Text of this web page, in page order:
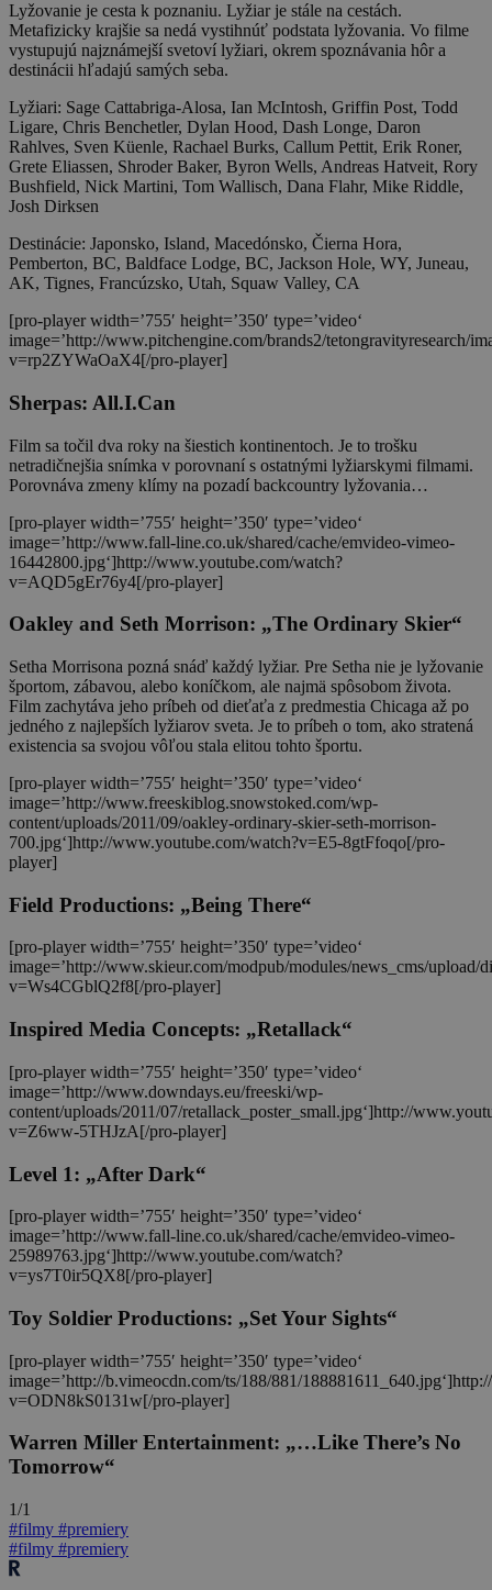
Lyžovanie je cesta k poznaniu. Lyžiar je stále na cestách.
Metafizicky krajšie sa nedá vystihnúť podstata lyžovania. Vo filme
vystupujú najznámejší svetoví lyžiari, okrem spoznávania hôr a
destinácii hľadajú samých seba.
Lyžiari: Sage Cattabriga-Alosa, Ian McIntosh, Griffin Post, Todd
Ligare, Chris Benchetler, Dylan Hood, Dash Longe, Daron
Rahlves, Sven Küenle, Rachael Burks, Callum Pettit, Erik Roner,
Grete Eliassen, Shroder Baker, Byron Wells, Andreas Hatveit, Rory
Bushfield, Nick Martini, Tom Wallisch, Dana Flahr, Mike Riddle,
Josh Dirksen
Destinácie: Japonsko, Island, Macedónsko, Čierna Hora,
Pemberton, BC, Baldface Lodge, BC, Jackson Hole, WY, Juneau,
AK, Tignes, Francúzsko, Utah, Squaw Valley, CA
[pro-player width=’755′ height=’350′ type=’video‘
image=’http://www.pitchengine.com/brands2/tetongravityresearch/
v=rp2ZYWaOaX4[/pro-player]
Sherpas: All.I.Can
Film sa točil dva roky na šiestich kontinentoch. Je to trošku
netradičnejšia snímka v porovnaní s ostatnými lyžiarskymi filmami.
Porovnáva zmeny klímy na pozadí backcountry lyžovania…
[pro-player width=’755′ height=’350′ type=’video‘
image=’http://www.fall-line.co.uk/shared/cache/emvideo-vimeo-
16442800.jpg‘]http://www.youtube.com/watch?
v=AQD5gEr76y4[/pro-player]
Oakley and Seth Morrison: „The Ordinary Skier“
Setha Morrisona pozná snáď každý lyžiar. Pre Setha nie je lyžovanie
športom, zábavou, alebo koníčkom, ale najmä spôsobom života.
Film zachytáva jeho príbeh od dieťaťa z predmestia Chicaga až po
jedného z najlepších lyžiarov sveta. Je to príbeh o tom, ako stratená
existencia sa svojou vôľou stala elitou tohto športu.
[pro-player width=’755′ height=’350′ type=’video‘
image=’http://www.freeskiblog.snowstoked.com/wp-
content/uploads/2011/09/oakley-ordinary-skier-seth-morrison-
700.jpg‘]http://www.youtube.com/watch?v=E5-8gtFfoqo[/pro-
player]
Field Productions: „Being There“
[pro-player width=’755′ height=’350′ type=’video‘
image=’http://www.skieur.com/modpub/modules/news_cms/
v=Ws4CGblQ2f8[/pro-player]
Inspired Media Concepts: „Retallack“
[pro-player width=’755′ height=’350′ type=’video‘
image=’http://www.downdays.eu/freeski/wp-
content/uploads/2011/07/retallack_poster_small.jpg‘]http://
v=Z6ww-5THJzA[/pro-player]
Level 1: „After Dark“
[pro-player width=’755′ height=’350′ type=’video‘
image=’http://www.fall-line.co.uk/shared/cache/emvideo-vimeo-
25989763.jpg‘]http://www.youtube.com/watch?
v=ys7T0ir5QX8[/pro-player]
Toy Soldier Productions: „Set Your Sights“
[pro-player width=’755′ height=’350′ type=’video‘
image=’http://b.vimeocdn.com/ts/188/881/
v=ODN8kS0131w[/pro-player]
Warren Miller Entertainment: „…Like There’s No
Tomorrow“
1/1
#filmy #premiery
#filmy #premiery